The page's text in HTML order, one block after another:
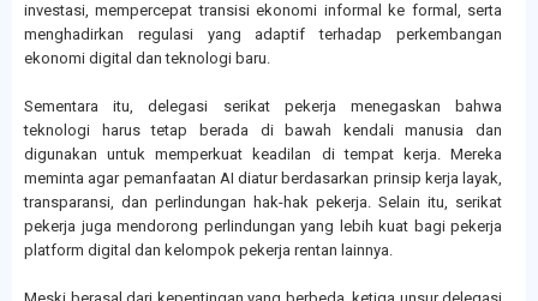
investasi, mempercepat transisi ekonomi informal ke formal, serta
menghadirkan regulasi yang adaptif terhadap perkembangan
ekonomi digital dan teknologi baru.
Sementara itu, delegasi serikat pekerja menegaskan bahwa
teknologi harus tetap berada di bawah kendali manusia dan
digunakan untuk memperkuat keadilan di tempat kerja. Mereka
meminta agar pemanfaatan AI diatur berdasarkan prinsip kerja layak,
transparansi, dan perlindungan hak-hak pekerja. Selain itu, serikat
pekerja juga mendorong perlindungan yang lebih kuat bagi pekerja
platform digital dan kelompok pekerja rentan lainnya.